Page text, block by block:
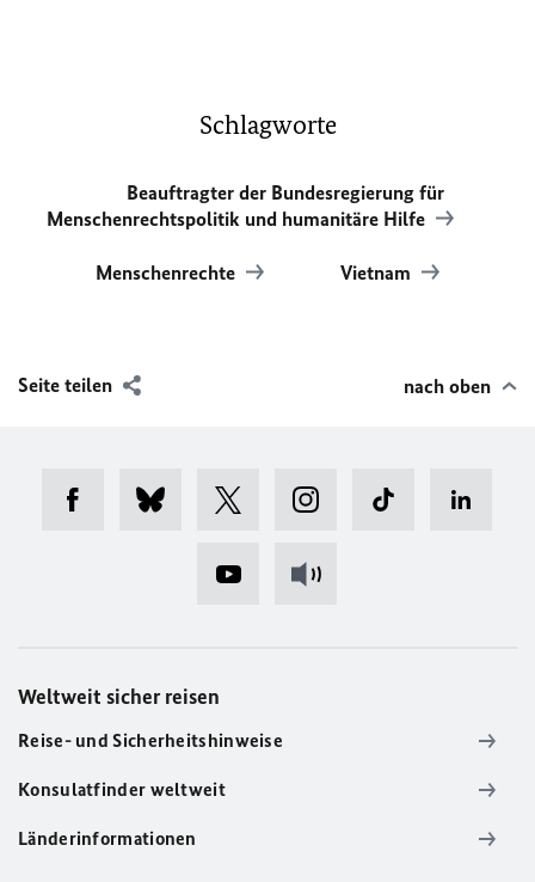
Schlagworte
Beauftragter der Bundesregierung für
Menschenrechtspolitik und humanitäre Hilfe
Menschenrechte Vietnam
Seite teilen nach oben
Weltweit sicher reisen
Reise- und Sicherheitshinweise
Konsulatfinder weltweit
Länderinformationen